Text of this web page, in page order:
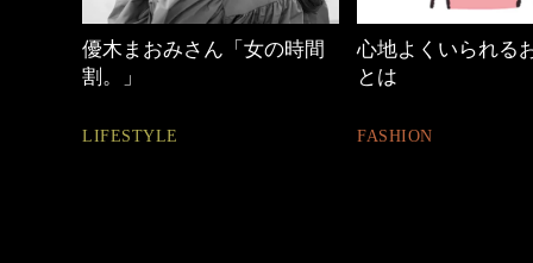
優木まおみさん「女の時間
割。」
LIFESTYLE
心地よくいられる
とは
FASHION